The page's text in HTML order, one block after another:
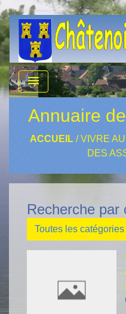
menu
Annuaire
ACCUEIL/VIVRE
DES
Recherche par
Toutes les catégories